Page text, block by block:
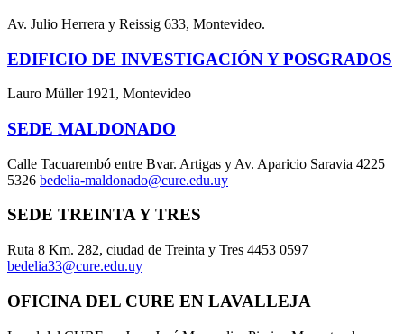
Av. Julio Herrera y Reissig 633, Montevideo.
EDIFICIO DE INVESTIGACIÓN Y POSGRADOS
Lauro Müller 1921, Montevideo
SEDE MALDONADO
Calle Tacuarembó entre Bvar. Artigas y Av. Aparicio Saravia 4225
5326 bedelia-maldonado@cure.edu.uy
SEDE TREINTA Y TRES
Ruta 8 Km. 282, ciudad de Treinta y Tres 4453 0597
bedelia33@cure.edu.uy
OFICINA DEL CURE EN LAVALLEJA